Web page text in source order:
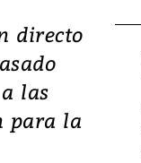
directo
las
para la